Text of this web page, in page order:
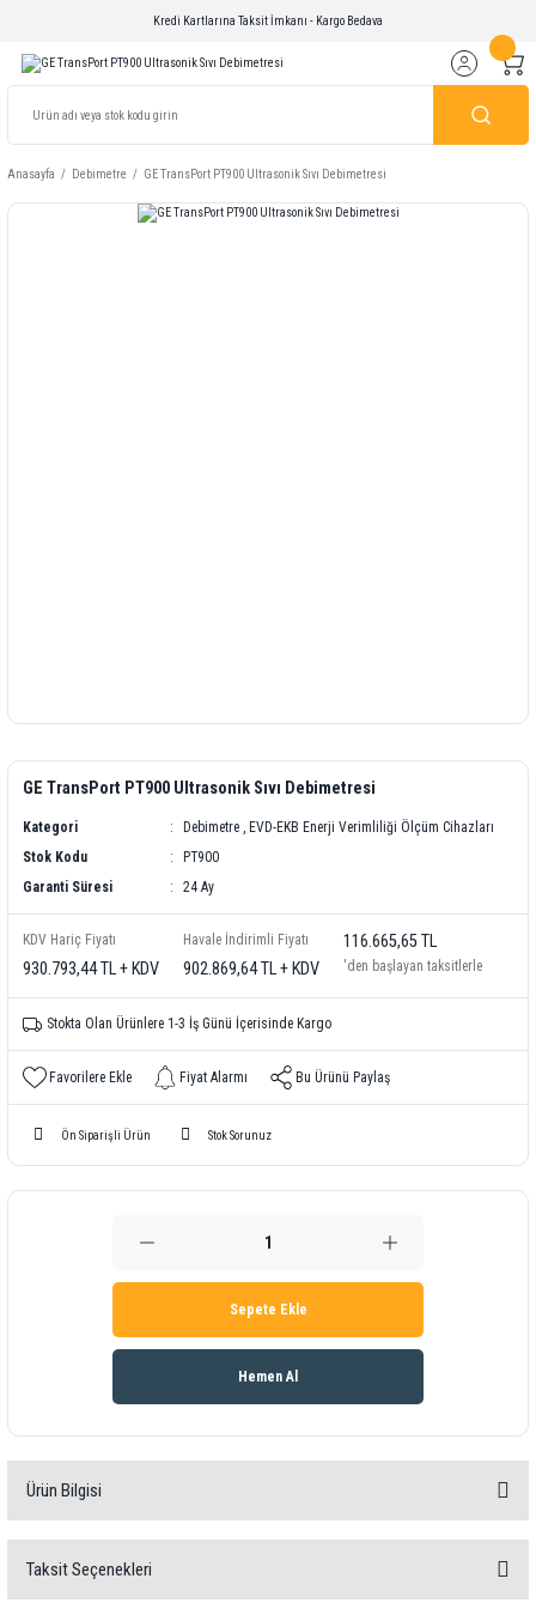
Kredi Kartlarına Taksit İmkanı - Kargo Bedava
Anasayfa Debimetre GE TransPort PT900 Ultrasonik Sıvı Debimetresi
GE TransPort PT900 Ultrasonik Sıvı Debimetresi
Kategori Debimetre , EVD-EKB Enerji Verimliliği Ölçüm Cihazları
Stok Kodu
PT900
Garanti Süresi
24 Ay
KDV Hariç Fiyatı
930.793,44 TL + KDV
Havale İndirimli Fiyatı
902.869,64 TL + KDV
116.665,65 TL
'den başlayan taksitlerle
Stokta Olan Ürünlere 1-3 İş Günü İçerisinde Kargo
Fiyat Alarmı Bu Ürünü Paylaş
Ön Siparişli Ürün Stok Sorunuz
Sepete Ekle
Hemen Al
Ürün Bilgisi
ransPort PT900, en güçlü portatif sıvı debimetrelerindendir.
Taksit Seçenekleri